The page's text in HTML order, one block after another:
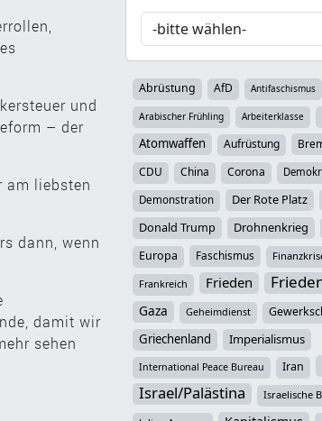
und
– der
am liebsten
dann, wenn
damit wir
sehen
Abrüstung AfD Antifaschismus
Arabischer Frühling Arbeiterklasse
Atomwaffen Aufrüstung
CDU China Corona
Demonstration Der Rote Platz
Donald Trump
Drohnenkrieg
Europa
Faschismus
Frankreich Frieden
Gaza Geheimdienst
Griechenland Imperialismus
International Peace Bureau Iran
Israel/Palästina Israelische